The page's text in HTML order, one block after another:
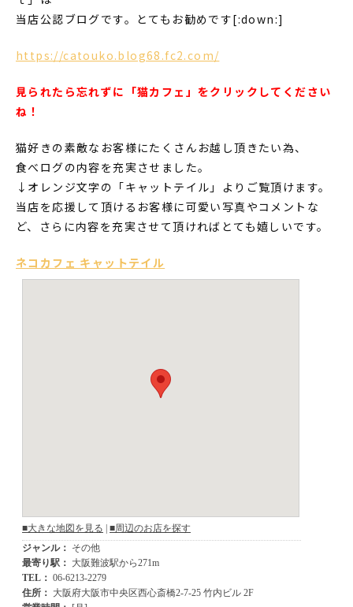
当店公認ブログです。とてもお勧めです[:down:]
https://catouko.blog68.fc2.com/
見られたら忘れずに「猫カフェ」をクリックしてください
ね！
猫好きの素敵なお客様にたくさんお越し頂きたい為、
食べログの内容を充実させました。
↓オレンジ文字の「キャットテイル」よりご覧頂けます。
当店を応援して頂けるお客様に可愛い写真やコメントな
ど、さらに内容を充実させて頂ければとても嬉しいです。
ネコカフェ キャットテイル